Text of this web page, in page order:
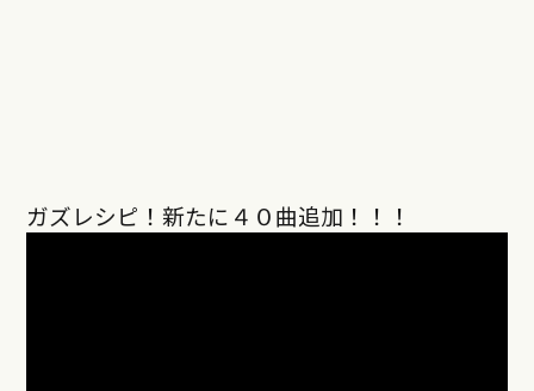
ガズレシピ！新たに４０曲追加！！！